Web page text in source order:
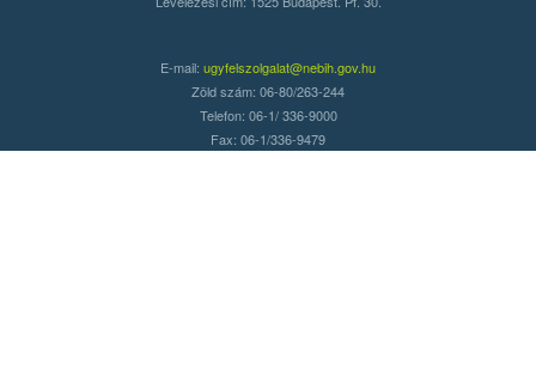
E-mail: ugyfelszolgalat@nebih.gov.hu
Zöld szám: 06-80/263-244
Telefon: 06-1/ 336-9000
Fax: 06-1/336-9479